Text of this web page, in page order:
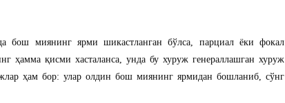
бош миянинг ярми шикастланган бўлса, парциал ёки фокал
ҳамма қисми хасталанса, унда бу хуруж генераллашган хуруж
ҳам бор: улар олдин бош миянинг ярмидан бошланиб, сўнг